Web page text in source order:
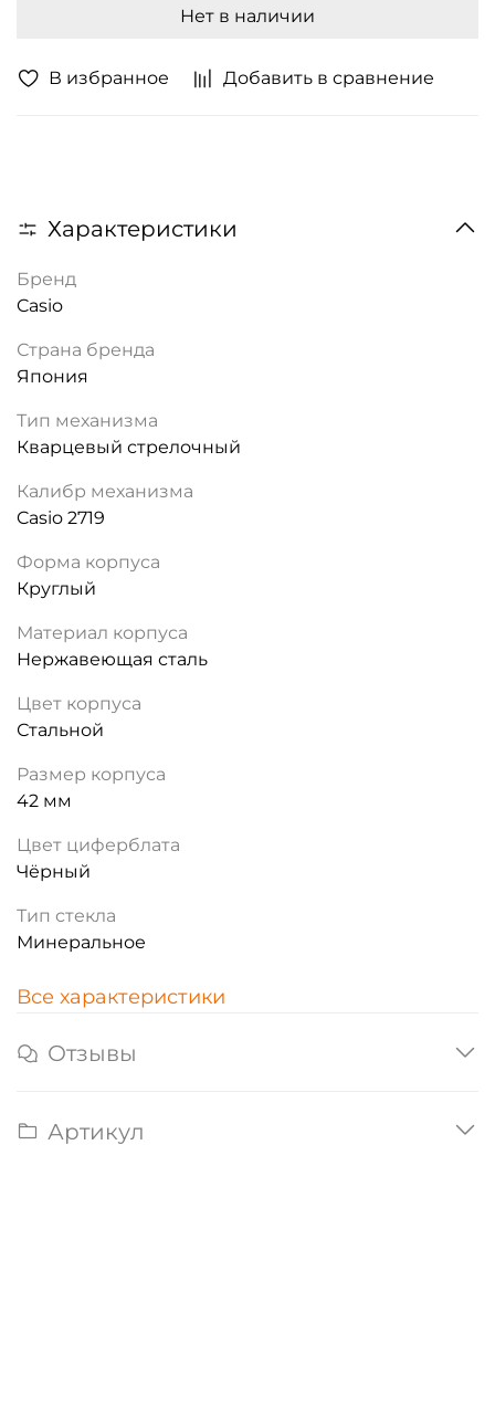
В избранное Добавить в сравнение
Нет в наличии
Характеристики
Бренд
Casio
Страна бренда
Япония
Тип механизма
Кварцевый стрелочный
Калибр механизма
Casio 2719
Форма корпуса
Круглый
Материал корпуса
Нержавеющая сталь
Цвет корпуса
Стальной
Размер корпуса
42 мм
Цвет циферблата
Чёрный
Тип стекла
Минеральное
Все характеристики
Отзывы
Артикул